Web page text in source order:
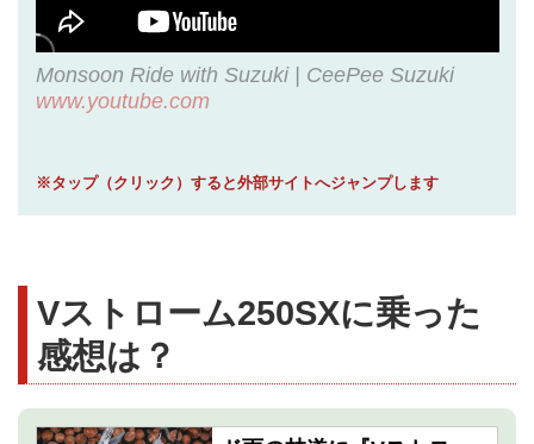
Monsoon Ride with Suzuki | CeePee Suzuki
www.youtube.com
※タップ（クリック）すると外部サイトへジャンプします
Vストローム250SXに乗った
感想は？